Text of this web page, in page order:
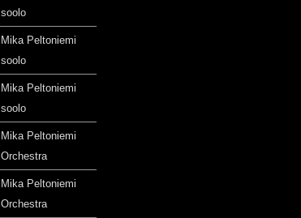
soolo
Mika Peltoniemi
soolo
Mika Peltoniemi
soolo
Mika Peltoniemi
Orchestra
Mika Peltoniemi
Orchestra